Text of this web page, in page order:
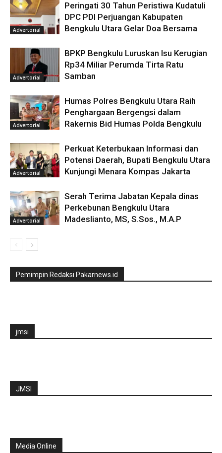
Advertorial
Peringati 30 Tahun Peristiwa Kudatuli
DPC PDI Perjuangan Kabupaten
Bengkulu Utara Gelar Doa Bersama
Advertorial
BPKP Bengkulu Luruskan Isu Kerugian
Rp34 Miliar Perumda Tirta Ratu
Samban
Advertorial
Humas Polres Bengkulu Utara Raih
Penghargaan Bergengsi dalam
Rakernis Bid Humas Polda Bengkulu
Advertorial
Perkuat Keterbukaan Informasi dan
Potensi Daerah, Bupati Bengkulu Utara
Kunjungi Menara Kompas Jakarta
Advertorial
Serah Terima Jabatan Kepala dinas
Perkebunan Bengkulu Utara
Madeslianto, MS, S.Sos., M.A.P
Pemimpin Redaksi Pakarnews.id
jmsi
JMSI
Media Online